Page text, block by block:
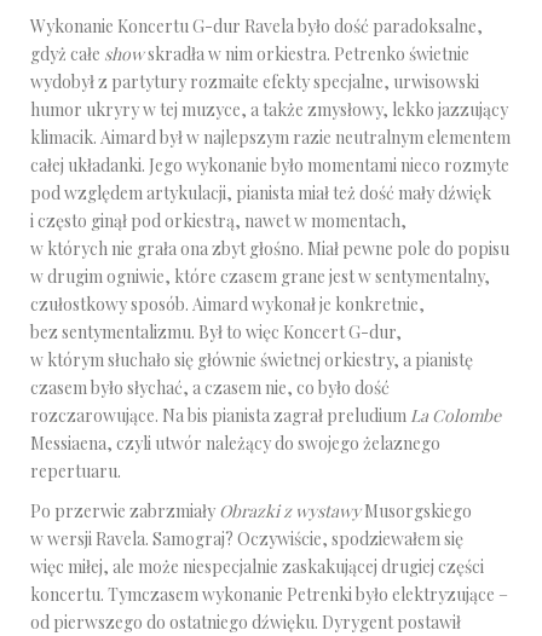
Wykonanie Koncertu G-dur Ravela było dość paradoksalne,
gdyż całe showskradła w nim orkiestra. Petrenko świetnie
wydobył z partytury rozmaite efekty specjalne, urwisowski
humor ukryry w tej muzyce, a także zmysłowy, lekko jazzujący
klimacik. Aimard był w najlepszym razie neutralnym elementem
całej układanki. Jego wykonanie było momentami nieco rozmyte
pod względem artykulacji, pianista miał też dość mały dźwięk
i często ginął pod orkiestrą, nawet w momentach,
w których nie grała ona zbyt głośno. Miał pewne pole do popisu
w drugim ogniwie, które czasem grane jest w sentymentalny,
czułostkowy sposób. Aimard wykonał je konkretnie,
bez sentymentalizmu. Był to więc Koncert G-dur,
w którym słuchało się głównie świetnej orkiestry, a pianistę
czasem było słychać, a czasem nie, co było dość
rozczarowujące. Na bis pianista zagrał preludium La Colombe
Messiaena, czyli utwór należący do swojego żelaznego
repertuaru.
Po przerwie zabrzmiały Obrazki z wystawyMusorgskiego
w wersji Ravela. Samograj? Oczywiście, spodziewałem się
więc miłej, ale może niespecjalnie zaskakującej drugiej części
koncertu. Tymczasem wykonanie Petrenki było elektryzujące –
od pierwszego do ostatniego dźwięku. Dyrygent postawił